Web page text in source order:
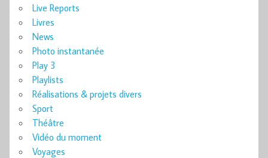
Live Reports
Livres
News
Photo instantanée
Play 3
Playlists
Réalisations & projets divers
Sport
Théâtre
Vidéo du moment
Voyages